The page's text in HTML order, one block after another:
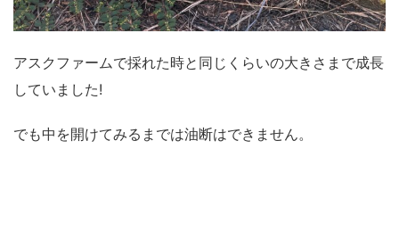
アスクファームで採れた時と同じくらいの大きさまで成長
していました!
でも中を開けてみるまでは油断はできません。